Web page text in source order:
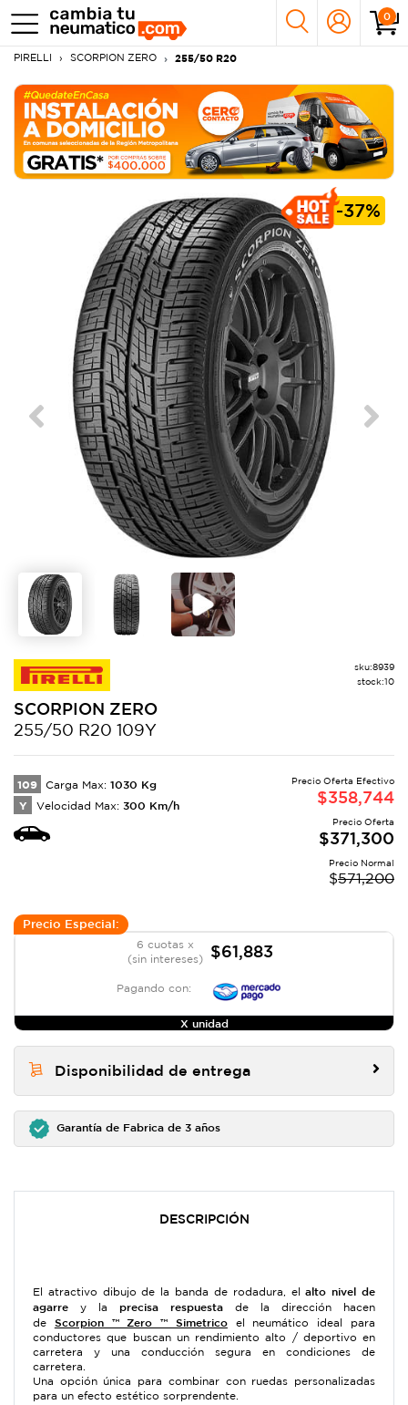
0
PIRELLI SCORPION ZERO 255/50 R20
-37%
Previous Next
sku:8939
stock:10
SCORPION ZERO
255/50 R20 109Y
109 Carga Max: 1030 Kg
Y Velocidad Max: 300 Km/h
Precio Oferta Efectivo
$358,744
Precio Oferta
$371,300
Precio Normal
$571,200
Precio Especial:
6 cuotas x
(sin intereses)
$61,883
Pagando con:
X unidad
Disponibilidad de entrega
Garantía de Fabrica de 3 años
DESCRIPCIÓN
El atractivo dibujo de la banda de rodadura, elalto nivel de
agarre y la precisa respuesta de la dirección hacen
de Scorpion ™ Zero ™ Simetricoel neumático ideal para
conductores que buscan un rendimiento alto / deportivo en
carretera y una conducción segura en condiciones de
carretera.
Una opción única para combinar con ruedas personalizadas
para un efecto estético sorprendente.